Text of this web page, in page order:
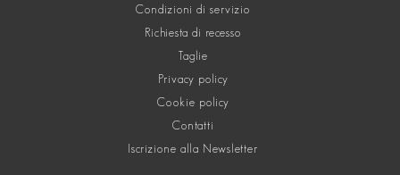
Condizioni di servizio
Richiesta di recesso
Taglie
Privacy policy
Cookie policy
Contatti
Iscrizione alla Newsletter